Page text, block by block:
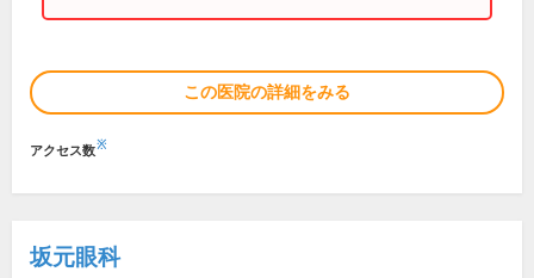
この医院の詳細をみる
アクセス数※
坂元眼科